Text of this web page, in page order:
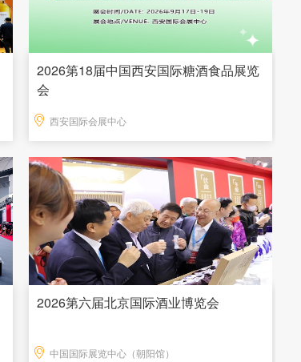
2026第18届中国西安国际糖酒食品展览
会
西安国际会展中心
2026第六届北京国际酒业博览会
中国国际展览中心（朝阳馆）